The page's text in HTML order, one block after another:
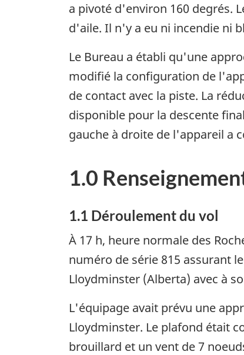
a pivoté d'environ 160 degrés.
d'aile. Il n'y a eu ni incendie ni
Le Bureau a établi qu'une
modifié la configuration de
de contact avec la piste. La
disponible pour la descente
gauche à droite de l'appareil a
1.0
1.1 Déroulement du vol
À 17 h, heure normale des
numéro de série 815 assurant
Lloydminster (Alberta) avec à
L'équipage avait prévu une
Lloydminster. Le plafond était
brouillard et un vent de 7